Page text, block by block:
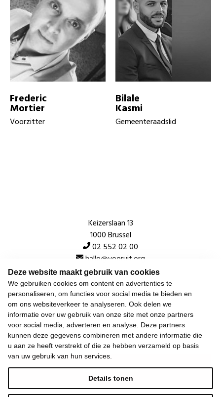
Deze website maakt gebruik van cookies
We gebruiken cookies om content en advertenties te
personaliseren, om functies voor social media te bieden en
om ons websiteverkeer te analyseren. Ook delen we
informatie over uw gebruik van onze site met onze partners
voor social media, adverteren en analyse. Deze partners
kunnen deze gegevens combineren met andere informatie die
u aan ze heeft verstrekt of die ze hebben verzameld op basis
van uw gebruik van hun services.
Details tonen
Frederic
Mortier
Voorzitter
Bilale
Kasmi
Gemeenteraadslid
Keizerslaan 13
1000 Brussel
02 552 02 00
hallo@vooruit.org
Snel
Over de beweging
Algemeen
Laatste nieuws